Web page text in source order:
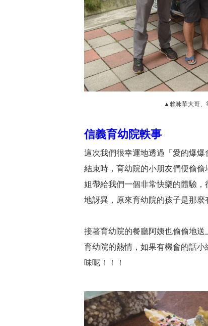
▲賴咏華大哥、
信義育幼院軼事
這次我們很幸運地透過「愛的爆
結束時，育幼院的小朋友們便偷
姐帶給我們一個非常快樂的體驗
地訝異，原來育幼院的孩子是那麼
接著育幼院的餐廳阿姨也偷偷地
育幼院的熱情，如果有機會的話
味呢！！！